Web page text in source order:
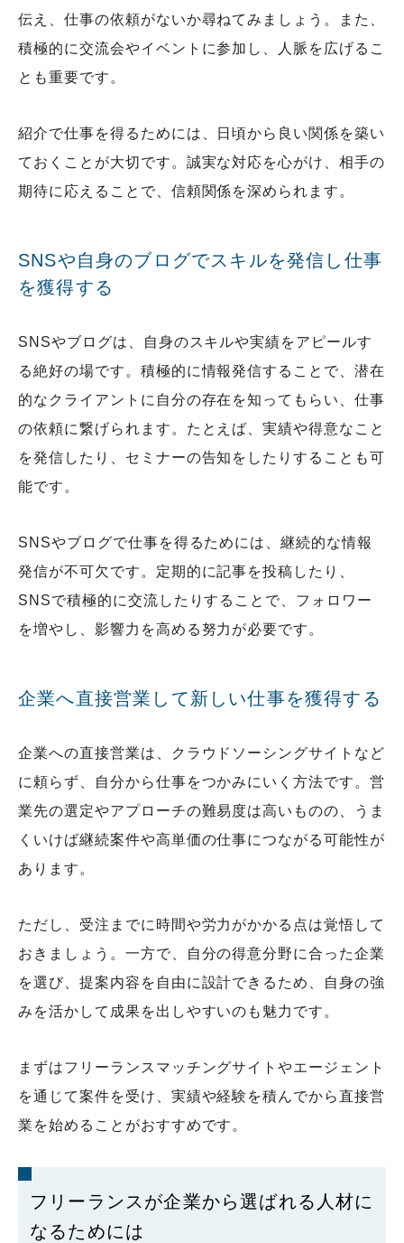
伝え、仕事の依頼がないか尋ねてみましょう。また、
積極的に交流会やイベントに参加し、人脈を広げるこ
とも重要です。
紹介で仕事を得るためには、日頃から良い関係を築い
ておくことが大切です。誠実な対応を心がけ、相手の
期待に応えることで、信頼関係を深められます。
SNSや自身のブログでスキルを発信し仕事
を獲得する
SNSやブログは、自身のスキルや実績をアピールす
る絶好の場です。積極的に情報発信することで、潜在
的なクライアントに自分の存在を知ってもらい、仕事
の依頼に繋げられます。たとえば、実績や得意なこと
を発信したり、セミナーの告知をしたりすることも可
能です。
SNSやブログで仕事を得るためには、継続的な情報
発信が不可欠です。定期的に記事を投稿したり、
SNSで積極的に交流したりすることで、フォロワー
を増やし、影響力を高める努力が必要です。
企業へ直接営業して新しい仕事を獲得する
企業への直接営業は、クラウドソーシングサイトなど
に頼らず、自分から仕事をつかみにいく方法です。営
業先の選定やアプローチの難易度は高いものの、うま
くいけば継続案件や高単価の仕事につながる可能性が
あります。
ただし、受注までに時間や労力がかかる点は覚悟して
おきましょう。一方で、自分の得意分野に合った企業
を選び、提案内容を自由に設計できるため、自身の強
みを活かして成果を出しやすいのも魅力です。
まずはフリーランスマッチングサイトやエージェント
を通じて案件を受け、実績や経験を積んでから直接営
業を始めることがおすすめです。
フリーランスが企業から選ばれる人材に
なるためには